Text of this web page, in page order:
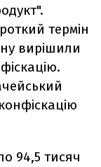
термін
вирішили
94,5 тисяч